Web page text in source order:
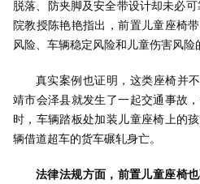
脱落、防夹脚及安全带设计却未必
院教授陈艳艳指出，前置儿童座椅
风险、车辆稳定风险和儿童伤害风险
真实案例也证明，这类座椅并
靖市会泽县就发生了一起交通事故
时，车辆踏板处加装儿童座椅上的
辆借道超车的货车碾轧身亡。
法律法规方面，前置儿童座椅